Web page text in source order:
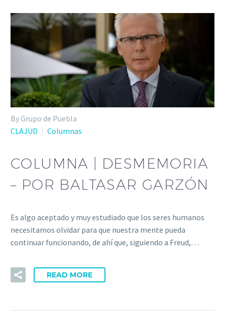
By Grupo de Puebla
CLAJUD
Columnas
COLUMNA | DESMEMORIA
– POR BALTASAR GARZÓN
Es algo aceptado y muy estudiado que los seres humanos
necesitamos olvidar para que nuestra mente pueda
continuar funcionando, de ahí que, siguiendo a Freud,…
READ MORE